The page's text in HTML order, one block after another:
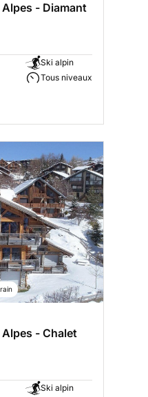
- Diamant
Ski alpin
Tous niveaux
Chalet
Ski alpin